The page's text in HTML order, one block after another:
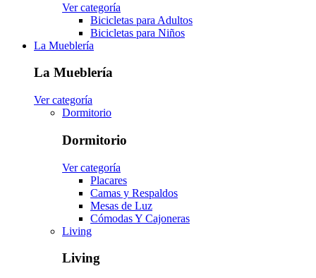
Ver categoría
Bicicletas para Adultos
Bicicletas para Niños
La Mueblería
La Mueblería
Ver categoría
Dormitorio
Dormitorio
Ver categoría
Placares
Camas y Respaldos
Mesas de Luz
Cómodas Y Cajoneras
Living
Living